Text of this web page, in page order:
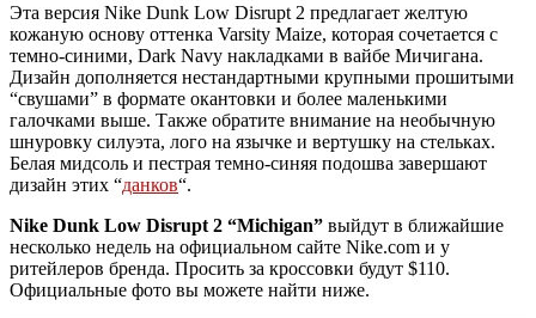
Эта версия Nike Dunk Low Disrupt 2 предлагает желтую
кожаную основу оттенка Varsity Maize, которая сочетается с
темно-синими, Dark Navy накладками в вайбе Мичигана.
Дизайн дополняется нестандартными крупными прошитыми
“свушами” в формате окантовки и более маленькими
галочками выше. Также обратите внимание на необычную
шнуровку силуэта, лого на язычке и вертушку на стельках.
Белая мидсоль и пестрая темно-синяя подошва завершают
дизайн этих “данков“.
Nike Dunk Low Disrupt 2 “Michigan” выйдут в ближайшие
несколько недель на официальном сайте Nike.com и у
ритейлеров бренда. Просить за кроссовки будут $110.
Официальные фото вы можете найти ниже.